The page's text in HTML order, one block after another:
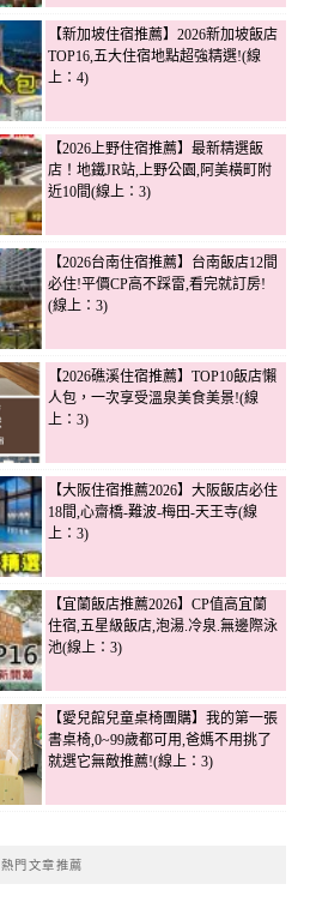
【新加坡住宿推薦】2026新加坡飯店
TOP16,五大住宿地點超強精選!(線
上：4)
【2026上野住宿推薦】最新精選飯
店！地鐵JR站,上野公園,阿美橫町附
近10間(線上：3)
【2026台南住宿推薦】台南飯店12間
必住!平價CP高不踩雷,看完就訂房!
(線上：3)
【2026礁溪住宿推薦】TOP10飯店懶
人包，一次享受溫泉美食美景!(線
上：3)
【大阪住宿推薦2026】大阪飯店必住
18間,心齋橋-難波-梅田-天王寺(線
上：3)
【宜蘭飯店推薦2026】CP值高宜蘭
住宿,五星級飯店,泡湯.冷泉.無邊際泳
池(線上：3)
【愛兒館兒童桌椅團購】我的第一張
書桌椅,0~99歲都可用,爸媽不用挑了
就選它無敵推薦!(線上：3)
熱門文章推薦